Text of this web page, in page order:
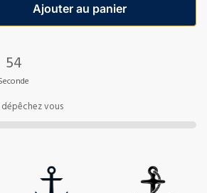
Ajouter au panier
53
vous